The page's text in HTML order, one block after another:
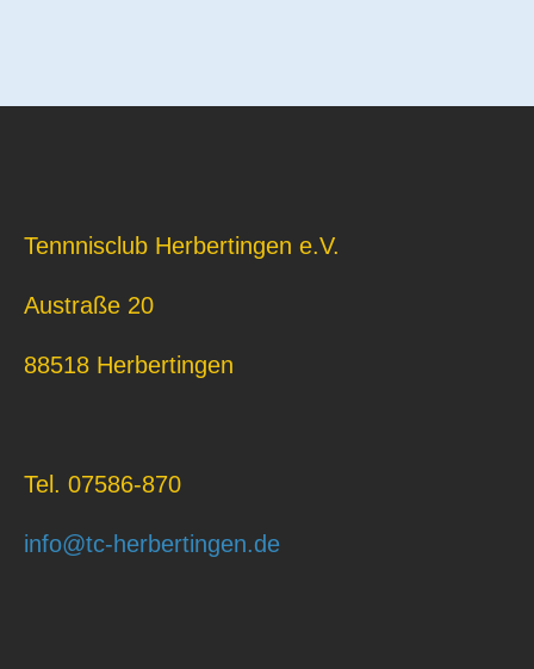
Tennnisclub Herbertingen e.V.
Austraße 20
88518 Herbertingen
Tel. 07586-870
info@tc-herbertingen.de